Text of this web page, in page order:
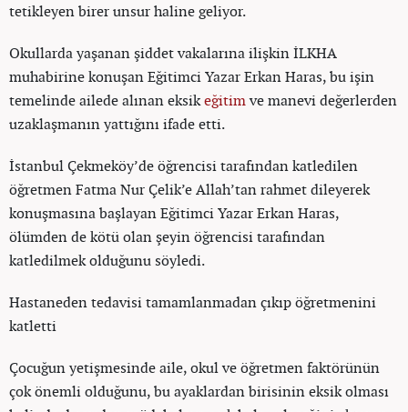
tetikleyen birer unsur haline geliyor.
Okullarda yaşanan şiddet vakalarına ilişkin İLKHA
muhabirine konuşan Eğitimci Yazar Erkan Haras, bu işin
temelinde ailede alınan eksikeğitimve manevi değerlerden
uzaklaşmanın yattığını ifade etti.
İstanbul Çekmeköy’de öğrencisi tarafından katledilen
öğretmen Fatma Nur Çelik’e Allah’tan rahmet dileyerek
konuşmasına başlayan Eğitimci Yazar Erkan Haras,
ölümden de kötü olan şeyin öğrencisi tarafından
katledilmek olduğunu söyledi.
Hastaneden tedavisi tamamlanmadan çıkıp öğretmenini
katletti
Çocuğun yetişmesinde aile, okul ve öğretmen faktörünün
çok önemli olduğunu, bu ayaklardan birisinin eksik olması